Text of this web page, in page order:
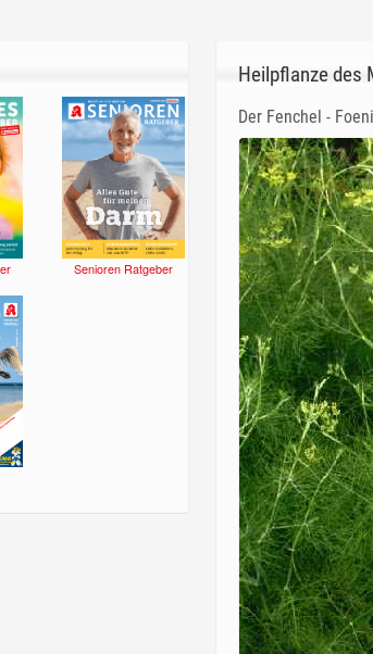
Senioren Ratgeber
Heilpflanze des
Der Fenchel -